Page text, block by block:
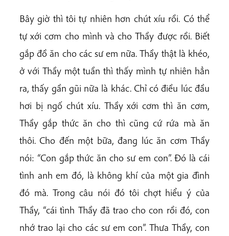
Bây giờ thì tôi tự nhiên hơn chút xíu rồi. Có thể
tự xới cơm cho mình và cho Thầy được rồi. Biết
gắp đồ ăn cho các sư em nữa. Thầy thật là khéo,
ở với Thầy một tuần thì thấy mình tự nhiên hẳn
ra, thấy gần gũi nữa là khác. Chỉ có điều lúc đầu
hơi bị ngố chút xíu. Thầy xới cơm thì ăn cơm,
Thầy gắp thức ăn cho thì cũng cứ rứa mà ăn
thôi. Cho đến một bữa, đang lúc ăn cơm Thầy
nói: “Con gắp thức ăn cho sư em con”. Đó là cái
tình anh em đó, là không khí của một gia đình
đó mà. Trong câu nói đó tôi chợt hiểu ý của
Thầy, “cái tình Thầy đã trao cho con rồi đó, con
nhớ trao lại cho các sư em con”. Thưa Thầy, con